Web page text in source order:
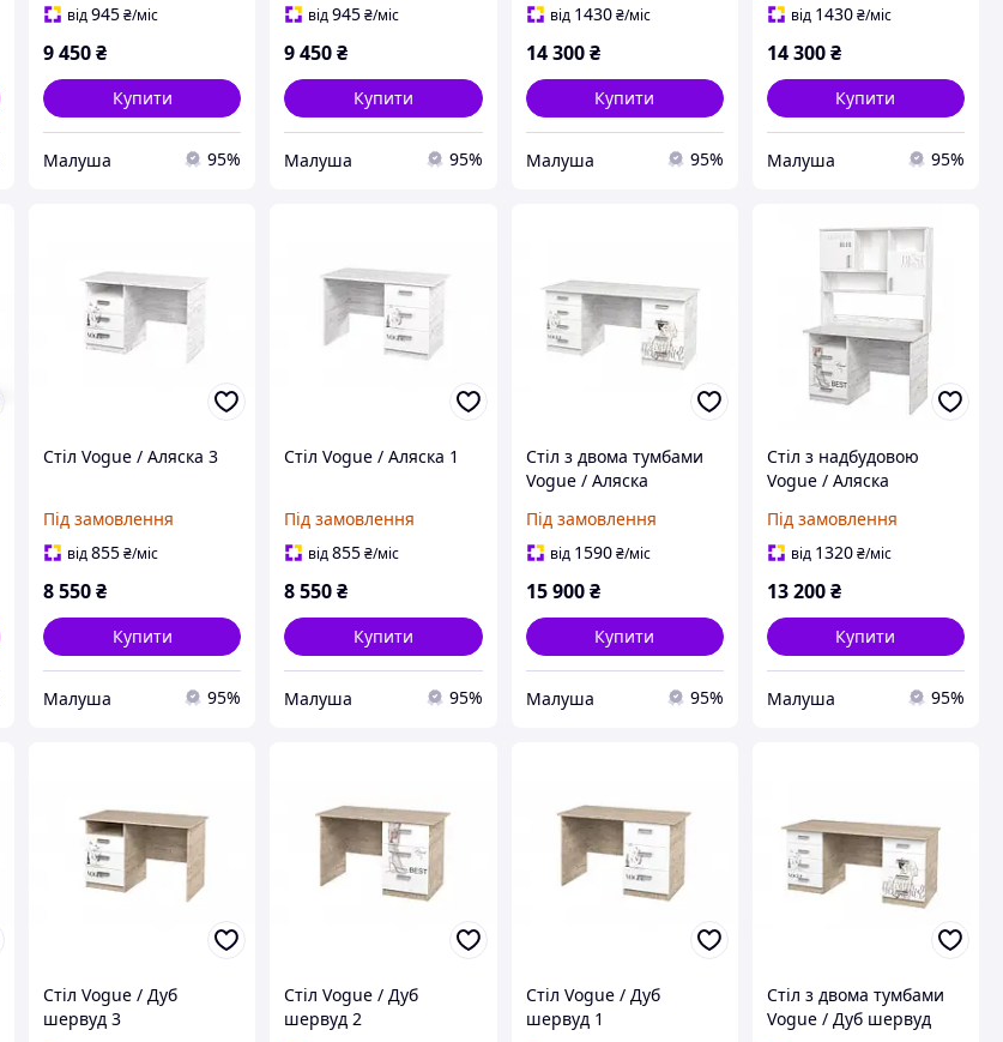
від945₴/міс
9 450₴
Купити
Малуша 95%
від945₴/міс
9 450₴
Купити
Малуша 95%
від 1430 ₴/міс
14 300 ₴
Купити
Малуша 95%
від 1430₴/міс
14 300₴
Купити
Малуша 95%
Стіл Vogue / Аляска 3
Під замовлення
від855₴/міс
8 550₴
Купити
Малуша 95%
Стіл Vogue / Аляска 1
Під замовлення
від855₴/міс
8 550₴
Купити
Малуша 95%
Стіл з двома тумбами
Vogue / Аляска
Під замовлення
від 1590 ₴/міс
15 900 ₴
Купити
Малуша 95%
Стіл з надбудовою
Vogue / Аляска
Під замовлення
від 1320₴/міс
13 200₴
Купити
Малуша 95%
Стіл Vogue / Дуб
шервуд 3
Стіл Vogue / Дуб
шервуд 2
Стіл Vogue / Дуб
шервуд 1
Стіл з двома тумбами
Vogue / Дуб шервуд